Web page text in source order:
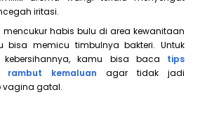
iritasi.
habis bulu di area kewanitaan
bisa memicu timbulnya bakteri. Untuk
kebersihannya, kamu bisa baca tips
rambut kemaluan agar tidak jadi
vagina gatal.